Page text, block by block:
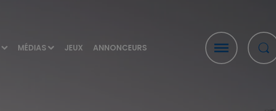
MÉDIAS JEUX ANNONCEURS